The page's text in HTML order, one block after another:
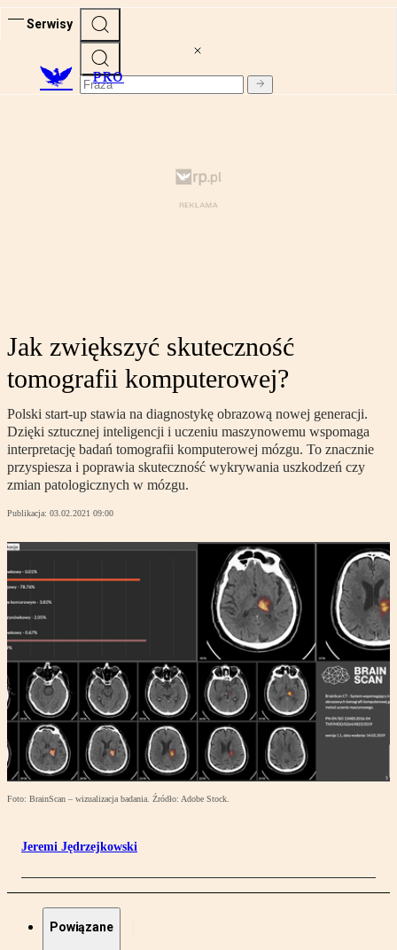
Serwisy
PRO
Jak zwiększyć skuteczność
tomografii komputerowej?
Polski start-up stawia na diagnostykę obrazową nowej generacji.
Dzięki sztucznej inteligencji i uczeniu maszynowemu wspomaga
interpretację badań tomografii komputerowej mózgu. To znacznie
przyspiesza i poprawia skuteczność wykrywania uszkodzeń czy
zmian patologicznych w mózgu.
Publikacja: 03.02.2021 09:00
Foto: BrainScan – wizualizacja badania. Źródło: Adobe Stock.
Jeremi Jędrzejkowski
Powiązane